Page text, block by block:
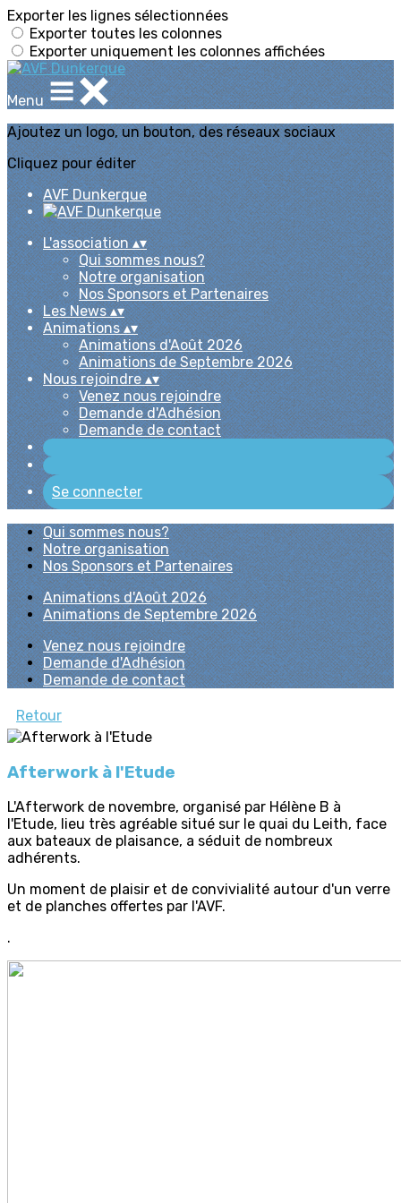
Exporter les lignes sélectionnées
Exporter toutes les colonnes
Exporter uniquement les colonnes affichées
Menu
Ajoutez un logo, un bouton, des réseaux sociaux
Cliquez pour éditer
AVF Dunkerque
L'association▴▾
Qui sommes nous?
Notre organisation
Nos Sponsors et Partenaires
Les News▴▾
Animations▴▾
Animations d'Août 2026
Animations de Septembre 2026
Nous rejoindre▴▾
Venez nous rejoindre
Demande d'Adhésion
Demande de contact
Se connecter
Qui sommes nous?
Notre organisation
Nos Sponsors et Partenaires
Animations d'Août 2026
Animations de Septembre 2026
Venez nous rejoindre
Demande d'Adhésion
Demande de contact
Retour
Afterwork à l'Etude
L'Afterwork de novembre, organisé par Hélène B à
l'Etude, lieu très agréable situé sur le quai du Leith, face
aux bateaux de plaisance, a séduit de nombreux
adhérents.
Un moment de plaisir et de convivialité autour d'un verre
et de planches offertes par l'AVF.
.